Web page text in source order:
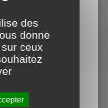
des
donne
ceux